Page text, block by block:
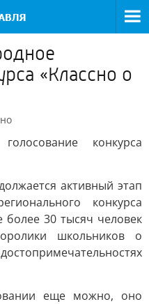
«Классно о
конкурса
активный этап
конкурса
более 30 тысяч человек
школьников о
еще можно, оно